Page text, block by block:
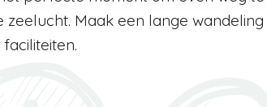
zeelucht. Maak een lange